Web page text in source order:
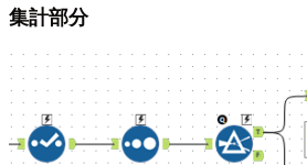
集計部分